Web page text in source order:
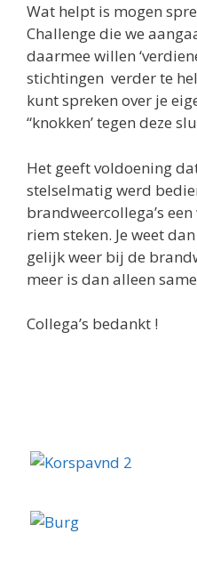
Wat helpt is mogen
Challenge die we
daarmee willen
stichtingen verder te
kunt spreken over je
“knokken’ tegen deze
Het geeft voldoening
stelselmatig werd
brandweercollega’s
riem steken. Je weet
gelijk weer bij de
meer is dan alleen
Collega’s bedankt !